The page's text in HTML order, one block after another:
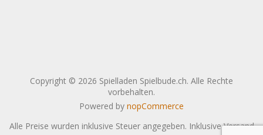
Copyright © 2026 Spielladen Spielbude.ch. Alle Rechte
vorbehalten.
Powered by nopCommerce
Alle Preise wurden inklusive Steuer angegeben. InklusiveVersand